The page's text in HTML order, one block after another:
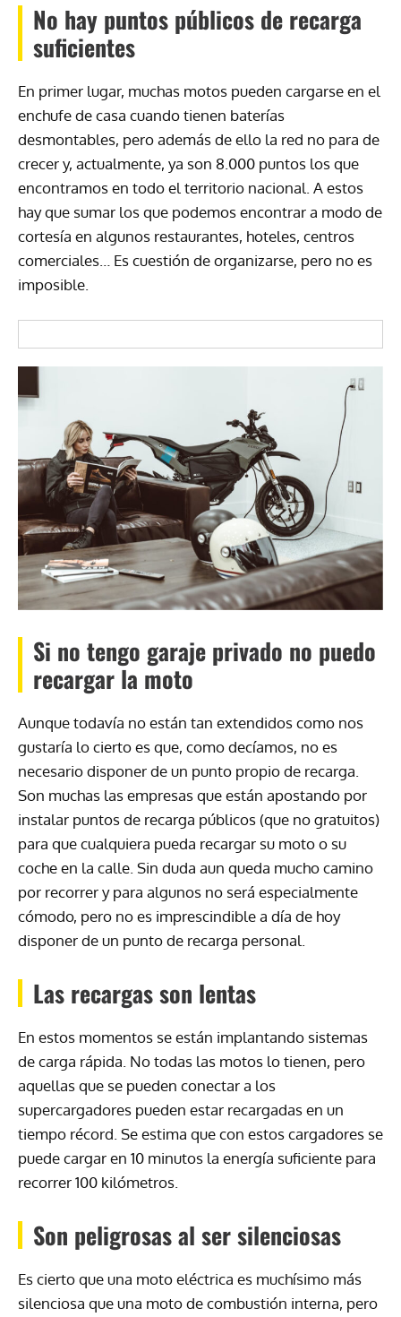
No hay puntos públicos de recarga
suficientes
En primer lugar, muchas motos pueden cargarse en el
enchufe de casa cuando tienen baterías
desmontables, pero además de ello la red no para de
crecer y, actualmente, ya son 8.000 puntos los que
encontramos en todo el territorio nacional. A estos
hay que sumar los que podemos encontrar a modo de
cortesía en algunos restaurantes, hoteles, centros
comerciales… Es cuestión de organizarse, pero no es
imposible.
Si no tengo garaje privado no puedo
recargar la moto
Aunque todavía no están tan extendidos como nos
gustaría lo cierto es que, como decíamos, no es
necesario disponer de un punto propio de recarga.
Son muchas las empresas que están apostando por
instalar puntos de recarga públicos (que no gratuitos)
para que cualquiera pueda recargar su moto o su
coche en la calle. Sin duda aun queda mucho camino
por recorrer y para algunos no será especialmente
cómodo, pero no es imprescindible a día de hoy
disponer de un punto de recarga personal.
Las recargas son lentas
En estos momentos se están implantando sistemas
de carga rápida. No todas las motos lo tienen, pero
aquellas que se pueden conectar a los
supercargadores pueden estar recargadas en un
tiempo récord. Se estima que con estos cargadores se
puede cargar en 10 minutos la energía suficiente para
recorrer 100 kilómetros.
Son peligrosas al ser silenciosas
Es cierto que una moto eléctrica es muchísimo más
silenciosa que una moto de combustión interna, pero